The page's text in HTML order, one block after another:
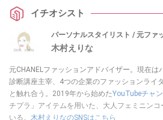
イチオシスト
パーソナルスタイリスト / 元ファ
木村えりな
元CHANELファッションアドバイザー。現在
診断講座主宰、4つの企業のファッションライ
と触れ合う。2019年から始めたYouTubeチャ
チプラ」アイテムを用いた、大人フェミニン
いる。 木村えりなのSNSはこちら